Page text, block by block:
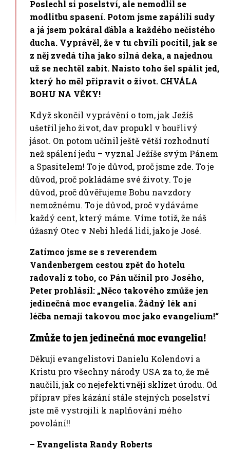
Poslechl si poselství, ale nemodlil se
modlitbu spasení. Potom jsme zapálili sudy
a já jsem pokáral ďábla a každého nečistého
ducha. Vyprávěl, že v tu chvíli pocítil, jak se
z něj zvedá tíha jako silná deka, a najednou
už se nechtěl zabít. Naísto toho šel spálit jed,
který ho měl připravit o život. CHVÁLA
BOHU NA VĚKY!
Když skončil vyprávění o tom, jak Ježíš
ušetřil jeho život, dav propukl v bouřlivý
jásot. On potom učinil ještě větší rozhodnutí
než spálení jedu – vyznal Ježíše svým Pánem
a Spasitelem! To je důvod, proč jsme zde. To je
důvod, proč pokládáme své životy. To je
důvod, proč důvěřujeme Bohu navzdory
nemožnému. To je důvod, proč vydáváme
každý cent, který máme. Víme totiž, že náš
úžasný Otec v Nebi hledá lidi, jako je José.
Zatímco jsme se s reverendem
Vandenbergem cestou zpět do hotelu
radovali z toho, co Pán učinil pro Josého,
Peter prohlásil: „Něco takového zmůže jen
jedinečná moc evangelia. Žádný lék ani
léčba nemají takovou moc jako evangelium!“
Zmůže to jen jedinečná moc evangelia!
Děkuji evangelistovi Danielu Kolendovi a
Kristu pro všechny národy USA za to, že mě
naučili, jak co nejefektivněji sklízet úrodu. Od
příprav přes kázání stále stejných poselství
jste mě vystrojili k naplňování mého
povolání!!
– Evangelista Randy Roberts